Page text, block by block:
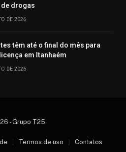
drogas
DE 2026
têm até o final do mês para
em Itanhaém
DE 2026
-Grupo T25
Termos de uso Contatos